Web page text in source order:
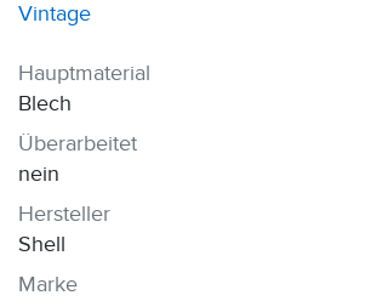
Vintage
Hauptmaterial
Blech
Überarbeitet
nein
Hersteller
Shell
Marke